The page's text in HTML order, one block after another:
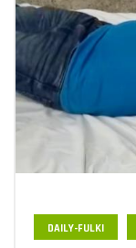
DAILY-FULKI